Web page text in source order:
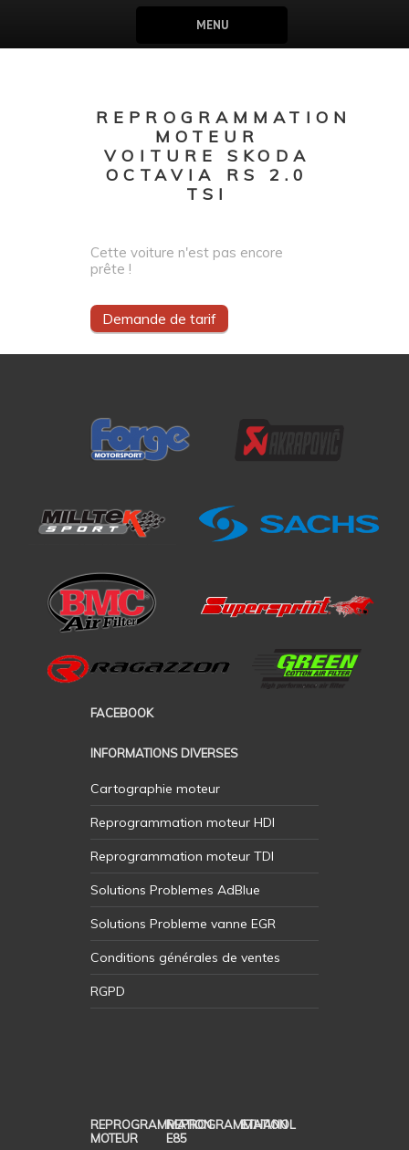
MENU
REPROGRAMMATION
MOTEUR
VOITURE SKODA
OCTAVIA RS 2.0
TSI
Cette voiture n'est pas encore
prête !
Demande de tarif
FACEBOOK
INFORMATIONS DIVERSES
Cartographie moteur
Reprogrammation moteur HDI
Reprogrammation moteur TDI
Solutions Problemes AdBlue
Solutions Probleme vanne EGR
Conditions générales de ventes
RGPD
REPROGRAMMATION
MOTEUR
REPROGRAMMATION
E85
ETHANOL